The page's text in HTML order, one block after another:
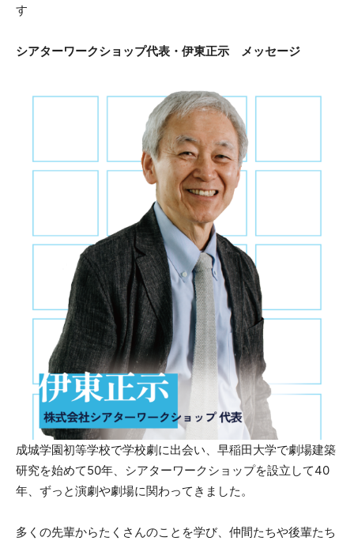
す
シアターワークショップ代表・伊東正示 メッセージ
成城学園初等学校で学校劇に出会い、早稲田大学で劇場建築
研究を始めて50年、シアターワークショップを設立して40
年、ずっと演劇や劇場に関わってきました。
多くの先輩からたくさんのことを学び、仲間たちや後輩たち